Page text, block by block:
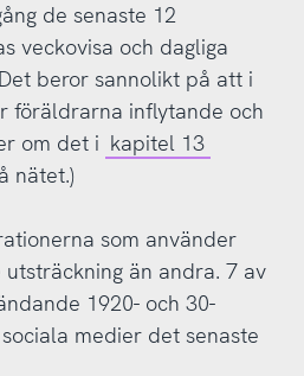
de senaste 12
veckovisa och dagliga
beror sannolikt på att i
föräldrarna inflytande och
om det i kapitel 13
nätet.)
som använder
än andra. 7 av
1920- och 30-
medier det senaste